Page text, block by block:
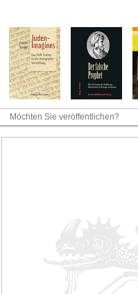
Möchten Sie veröffentlichen?